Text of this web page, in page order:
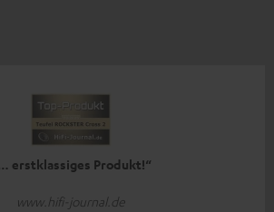
erstklassiges Produkt!“
www.hifi-journal.de